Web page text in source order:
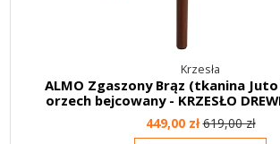
Krzesła
ALMO Zgaszony Brąz (tkanina
orzech bejcowany - KRZESŁO
449,00 zł619,00 zł